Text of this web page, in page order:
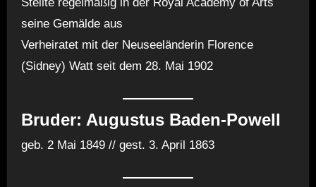
seine Gemälde aus
Verheiratet mit der Neuseeländerin Florence
(Sidney) Watt seit dem 28. Mai 1902
Bruder: Augustus Baden-Powell
geb. 2 Mai 1849 // gest. 3. April 1863